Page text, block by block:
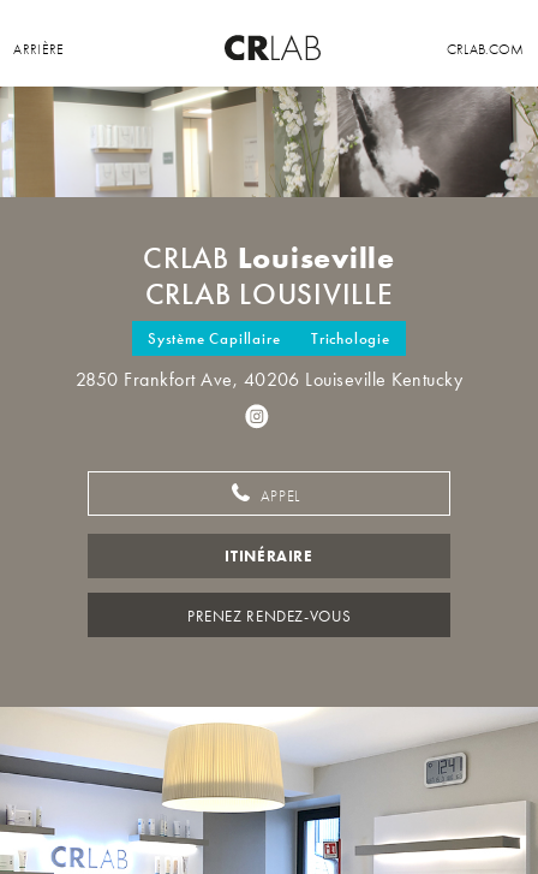
ARRIÈRE CRLAB.COM
CRLAB Louiseville
CRLAB LOUSIVILLE
Système Capillaire Trichologie
2850 Frankfort Ave, 40206 Louiseville Kentucky
APPEL
ITINÉRAIRE
PRENEZ RENDEZ-VOUS